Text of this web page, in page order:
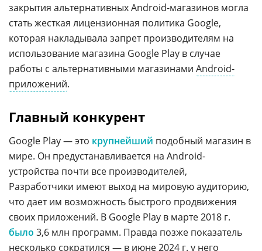
закрытия альтернативных Android-магазинов могла
стать жесткая лицензионная политика Google,
которая накладывала запрет производителям на
использование магазина Google Play в случае
работы с альтернативными магазинами Android-
приложений.
Главный конкурент
Google Play — это крупнейший подобный магазин в
мире. Он предустанавливается на Android-
устройства почти все производителей,
Разработчики имеют выход на мировую аудиторию,
что дает им возможность быстрого продвижения
своих приложений. В Google Play в марте 2018 г.
было 3,6 млн программ. Правда позже показатель
несколько сократился — в июне 2024 г. у него